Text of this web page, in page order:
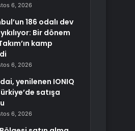
6, 2026
186 odalı dev
Bir dönem
kamp
6, 2026
yenilenen IONIQ
satışa
6, 2026